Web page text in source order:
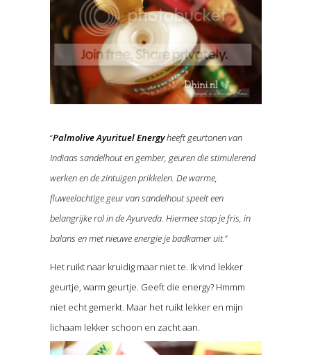
“Palmolive Ayurituel Energyheeft geurtonen van
Indiaas sandelhout en gember, geuren die stimulerend
werken en de zintuigen prikkelen. De warme,
fluweelachtige geur van sandelhout speelt een
belangrijke rol in de Ayurveda. Hiermee stap je fris, in
balans en met nieuwe energie je badkamer uit.”
Het ruikt naar kruidig maar niet te. Ik vind lekker
geurtje, warm geurtje. Geeft die energy? Hmmm
niet echt gemerkt. Maar het ruikt lekker en mijn
lichaam lekker schoon en zacht aan.